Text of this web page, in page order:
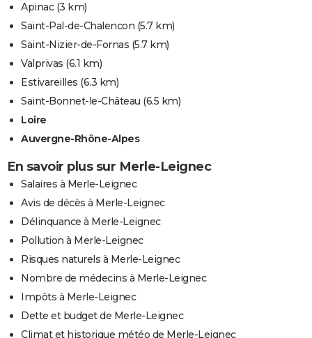
Apinac(3 km)
Saint-Pal-de-Chalencon (5.7 km)
Saint-Nizier-de-Fornas (5.7 km)
Valprivas (6.1 km)
Estivareilles (6.3 km)
Saint-Bonnet-le-Château (6.5 km)
Loire
Auvergne-Rhône-Alpes
En savoir plus sur Merle-Leignec
Salaires à Merle-Leignec
Avis de décès à Merle-Leignec
Délinquance à Merle-Leignec
Pollution à Merle-Leignec
Risques naturels à Merle-Leignec
Nombre de médecins à Merle-Leignec
Impôts à Merle-Leignec
Dette et budget de Merle-Leignec
Climat et historique météo de Merle-Leignec